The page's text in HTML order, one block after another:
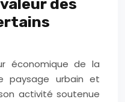
des
économique de la
paysage urbain et
activité soutenue